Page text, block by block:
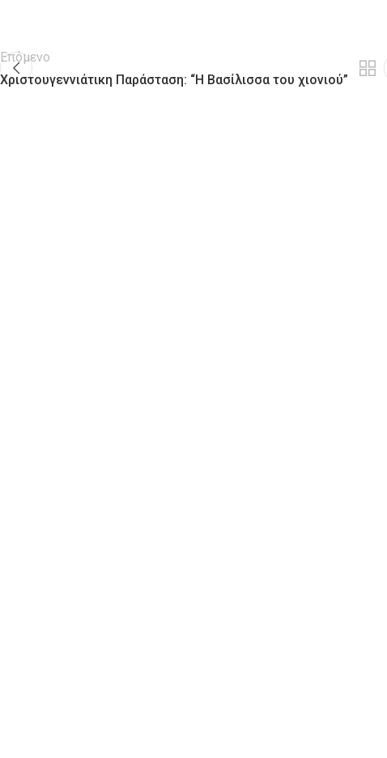
Επόμενο
Χριστουγεννιάτικη Παράσταση: “Η Βασίλισσα του χιονιού”